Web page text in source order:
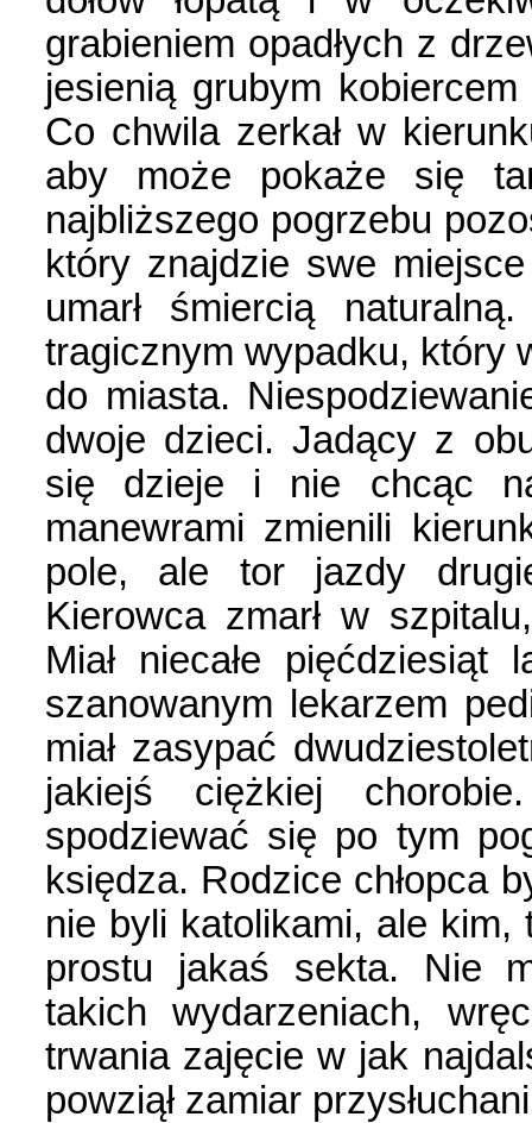
grabieniem opadłych z
jesienią grubym
Co chwila zerkał w
aby może pokaże się
najbliższego pogrzebu
który znajdzie swe
umarł śmiercią
tragicznym wypadku, który
do miasta.
dwoje dzieci. Jadący z
się dzieje i nie chcąc
manewrami zmienili
pole, ale tor jazdy
Kierowca zmarł w
Miał niecałe
szanowanym lekarzem
miał zasypać
jakiejś ciężkiej
spodziewać się po tym
księdza. Rodzice chłopca
nie byli katolikami, ale kim,
prostu jakaś sekta. Nie
takich wydarzeniach,
trwania zajęcie w jak
powziął zamiar